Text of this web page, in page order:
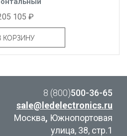
105 ₽
КОРЗИНУ
8 (800)500-36-65
sale@ledelectronics.ru
Москва, Южнопортовая
улица, 38, стр.1